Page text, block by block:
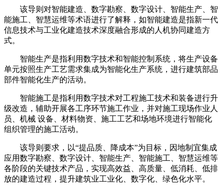
该导则对智能建造、数字勘察、数字设计、智能生产、智
能施工、智慧运维等术语进行了解释，如智能建造是指新一代
信息技术与工业化建造技术深度融合形成的人机协同建造方
式。
智能生产是指利用数字技术和智能控制系统，将生产设备
单元按照生产工艺需求集成为智能化生产系统，进行建筑部品
部件智能化生产的活动。
智能施工是指利用数字技术对工程施工技术和装备进行升
级改造，辅助开展各工序环节施工作业，并对施工现场作业人
员、机械 设备、材料物资、施工工艺和场地环境进行智能化
组织管理的施工活动。
该导则要求，以“提品质、降成本”为目标，因地制宜集成
应用数字勘察、数字设计、智能生产、智能施工、智慧运维等
各阶段的关键技术产品，实现高效益、高质量、低消耗、低排
放的建造过程，提升建筑业工业化、数字化、绿色化水平。